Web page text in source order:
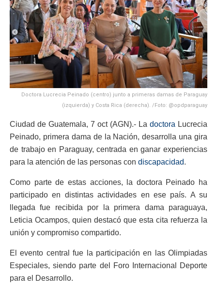
Doctora Lucrecia Peinado (centro) junto a primeras damas de Paraguay
(izquierda) y Costa Rica (derecha). /Foto: @opdparaguay
Ciudad de Guatemala, 7 oct (AGN).- La doctora Lucrecia
Peinado, primera dama de la Nación, desarrolla una gira
de trabajo en Paraguay, centrada en ganar experiencias
para la atención de las personas con discapacidad.
Como parte de estas acciones, la doctora Peinado ha
participado en distintas actividades en ese país. A su
llegada fue recibida por la primera dama paraguaya,
Leticia Ocampos, quien destacó que esta cita refuerza la
unión y compromiso compartido.
El evento central fue la participación en las Olimpiadas
Especiales, siendo parte del Foro Internacional Deporte
para el Desarrollo.